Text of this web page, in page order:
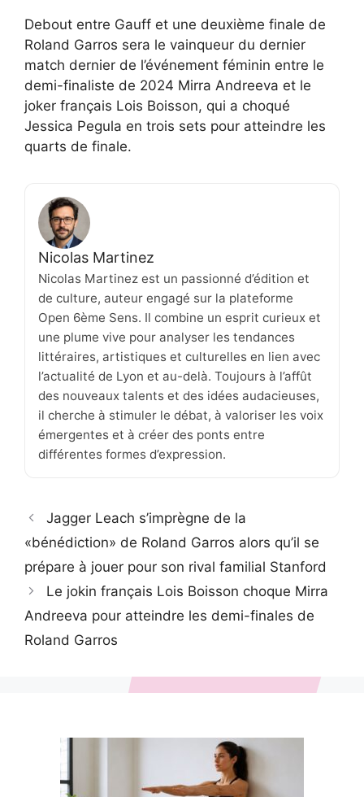
Debout entre Gauff et une deuxième finale de
Roland Garros sera le vainqueur du dernier
match dernier de l’événement féminin entre le
demi-finaliste de 2024 Mirra Andreeva et le
joker français Lois Boisson, qui a choqué
Jessica Pegula en trois sets pour atteindre les
quarts de finale.
Nicolas Martinez
Nicolas Martinez est un passionné d’édition et
de culture, auteur engagé sur la plateforme
Open 6ème Sens. Il combine un esprit curieux et
une plume vive pour analyser les tendances
littéraires, artistiques et culturelles en lien avec
l’actualité de Lyon et au-delà. Toujours à l’affût
des nouveaux talents et des idées audacieuses,
il cherche à stimuler le débat, à valoriser les voix
émergentes et à créer des ponts entre
différentes formes d’expression.
Jagger Leach s’imprègne de la
«bénédiction» de Roland Garros alors qu’il se
prépare à jouer pour son rival familial Stanford
Le jokin français Lois Boisson choque Mirra
Andreeva pour atteindre les demi-finales de
Roland Garros